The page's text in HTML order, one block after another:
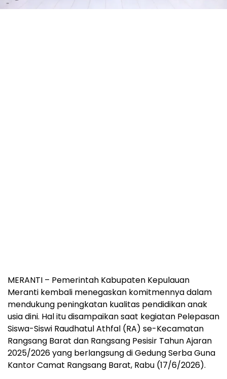
MERANTI – Pemerintah Kabupaten Kepulauan
Meranti kembali menegaskan komitmennya dalam
mendukung peningkatan kualitas pendidikan anak
usia dini. Hal itu disampaikan saat kegiatan Pelepasan
Siswa-Siswi Raudhatul Athfal (RA) se-Kecamatan
Rangsang Barat dan Rangsang Pesisir Tahun Ajaran
2025/2026 yang berlangsung di Gedung Serba Guna
Kantor Camat Rangsang Barat, Rabu (17/6/2026).